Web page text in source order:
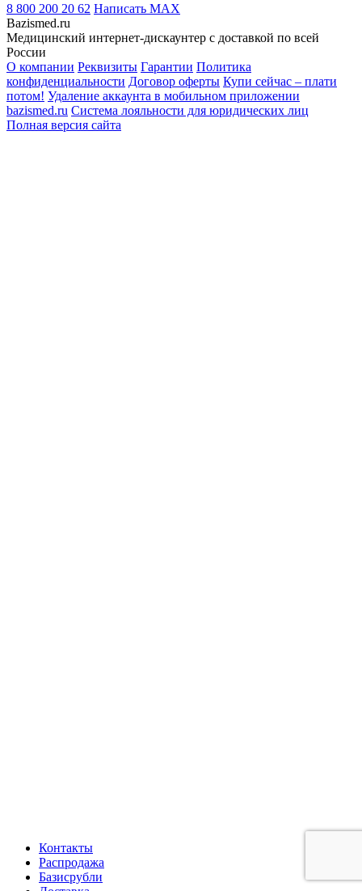
8 800 200 20 62 Написать MAX
Bazismed.ru
Медицинский интернет-дискаунтер с доставкой по всей
России
О компании Реквизиты Гарантии Политика
конфиденциальности Договор оферты Купи сейчас – плати
потом! Удаление аккаунта в мобильном приложении
bazismed.ru Система лояльности для юридических лиц
Полная версия сайта
Контакты
Распродажа
Базисрубли